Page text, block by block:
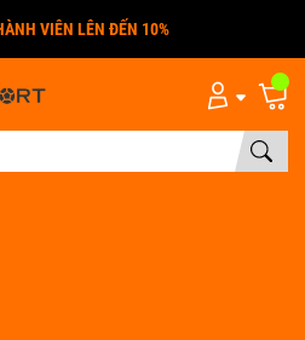
VIÊN LÊN ĐẾN 10%